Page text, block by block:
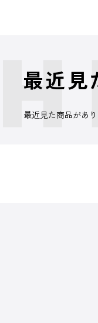
最近見
最近見た商品があり